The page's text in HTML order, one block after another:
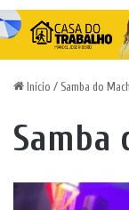
Início / Samba do
Samba